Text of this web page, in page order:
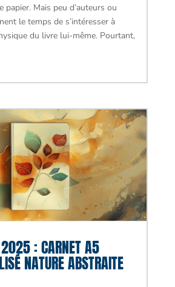
papier. Mais peu d’auteurs ou
le temps de s’intéresser à
du livre lui-même. Pourtant,
2025 : CARNET A5
NATURE ABSTRAITE